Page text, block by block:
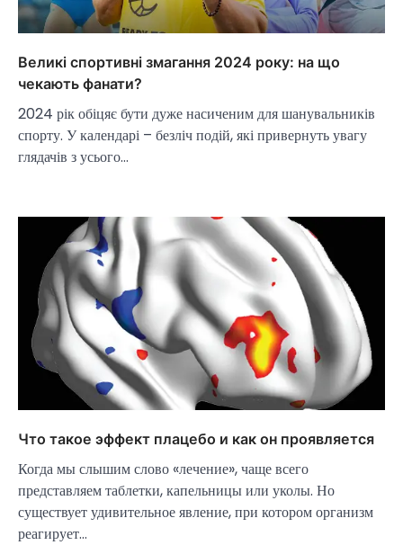
Великі спортивні змагання 2024 року: на що
чекають фанати?
2024 рік обіцяє бути дуже насиченим для шанувальників
спорту. У календарі – безліч подій, які привернуть увагу
глядачів з усього…
Что такое эффект плацебо и как он проявляется
Когда мы слышим слово «лечение», чаще всего
представляем таблетки, капельницы или уколы. Но
существует удивительное явление, при котором организм
реагирует…